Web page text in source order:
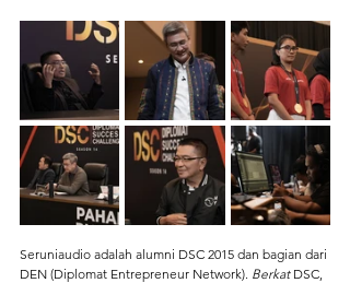
Seruniaudio adalah alumni DSC 2015 dan bagian dari
DEN (Diplomat Entrepreneur Network). Berkat DSC,